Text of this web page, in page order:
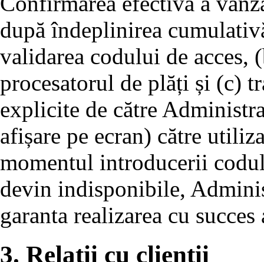
după îndeplinirea
validarea codului de acces,
procesatorul de plăți și (c)
explicite de către
afișare pe ecran) către
momentul introducerii
devin indisponibile,
garanta realizarea cu
3. Relații cu clienții